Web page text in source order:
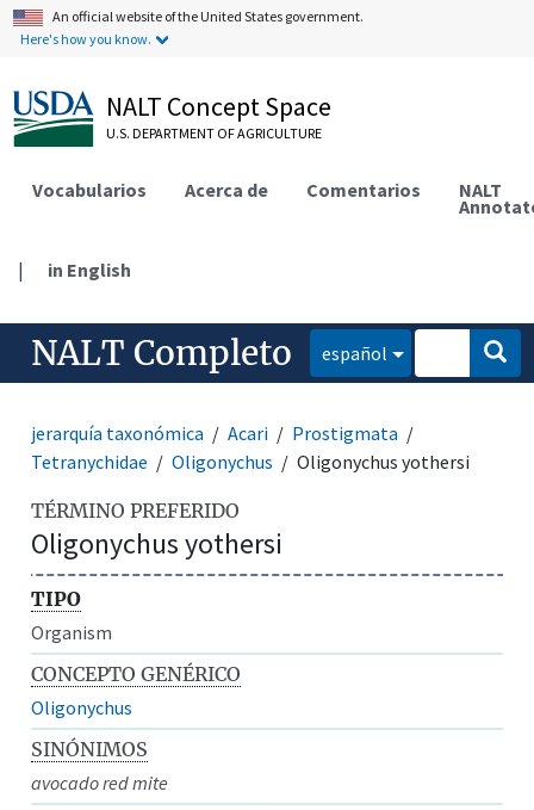
An official website of the United States government.
Here's how you know.
NALT Concept Space
U.S. DEPARTMENT OF AGRICULTURE
Vocabularios Acerca de Comentarios NALT
| in English
NALT Completo español
jerarquía taxonómica Acari
Prostigmata
Tetranychidae
Oligonychus Oligonychus yothersi
TÉRMINO PREFERIDO
Oligonychus yothersi
TIPO
Organism
CONCEPTO GENÉRICO
Oligonychus
SINÓNIMOS
avocado red mite